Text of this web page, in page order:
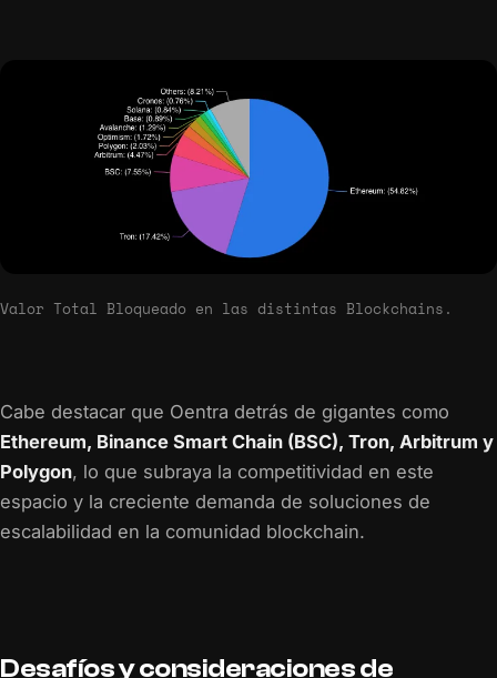
Valor Total Bloqueado en las distintas Blockchains.
Cabe destacar que Oentra detrás de gigantes como
Ethereum, Binance Smart Chain (BSC), Tron, Arbitrum y
Polygon, lo que subraya la competitividad en este
espacio y la creciente demanda de soluciones de
escalabilidad en la comunidad blockchain.
Desafíos y consideraciones de